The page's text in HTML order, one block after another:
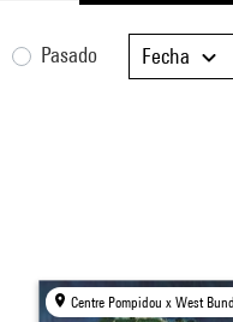
Pasado Fecha